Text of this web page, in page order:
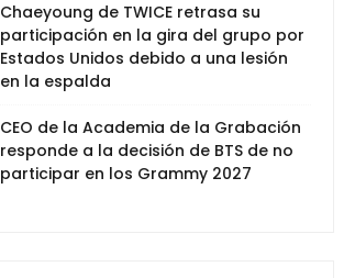
Chaeyoung de TWICE retrasa su
participación en la gira del grupo por
Estados Unidos debido a una lesión
en la espalda
CEO de la Academia de la Grabación
responde a la decisión de BTS de no
participar en los Grammy 2027